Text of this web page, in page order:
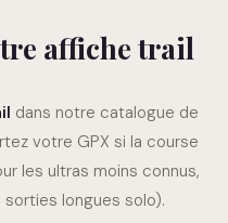
affiche trail
dans notre catalogue de
votre GPX si la course
les ultras moins connus,
longues solo).